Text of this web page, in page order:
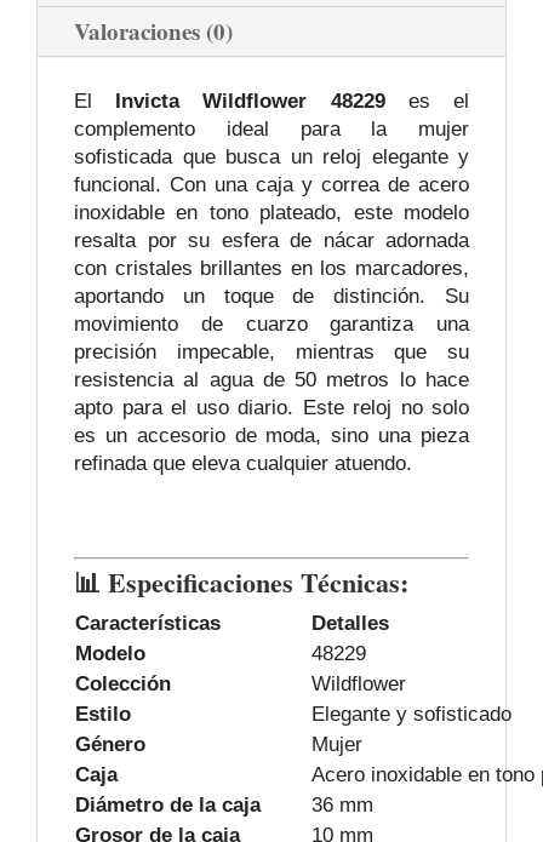
Valoraciones (0)
El Invicta Wildflower 48229es el
complemento ideal para la mujer
sofisticada que busca un reloj elegante y
funcional. Con una caja y correa de acero
inoxidable en tono plateado, este modelo
resalta por su esfera de nácar adornada
con cristales brillantes en los marcadores,
aportando un toque de distinción. Su
movimiento de cuarzo garantiza una
precisión impecable, mientras que su
resistencia al agua de 50 metros lo hace
apto para el uso diario. Este reloj no solo
es un accesorio de moda, sino una pieza
refinada que eleva cualquier atuendo.
📊 Especificaciones Técnicas:
Características
Detalles
Modelo
48229
Colección
Wildflower
Estilo
Elegante y sofisticado
Género
Mujer
Caja
Acero inoxidable en tono
Diámetro de la caja
36 mm
Grosor de la caja
10 mm